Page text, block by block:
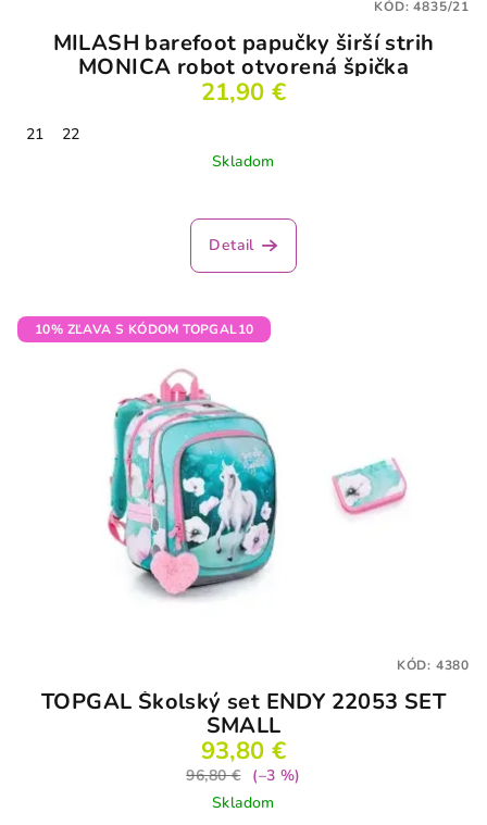
MILASH barefoot papučky širší strih
MONICA robot otvorená špička
21,90 €
21
22
Skladom
hodnotenie
produktu
5
hviezdičiek.
Detail
KÓD:4835/21
10% ZĽAVA S KÓDOM TOPGAL10
TOPGAL Školský set ENDY 22053 SET
SMALL
93,80 €
96,80 €
(–3 %)
Skladom
KÓD: 4380